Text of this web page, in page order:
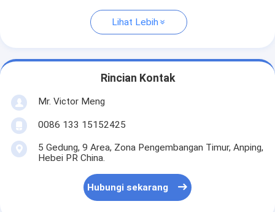
Lihat Lebih
Rincian Kontak
Mr. Victor Meng
0086 133 15152425
5 Gedung, 9 Area, Zona Pengembangan Timur, Anping,
Hebei PR China.
Hubungi sekarang